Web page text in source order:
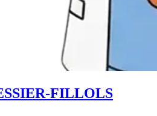
FILLOLS